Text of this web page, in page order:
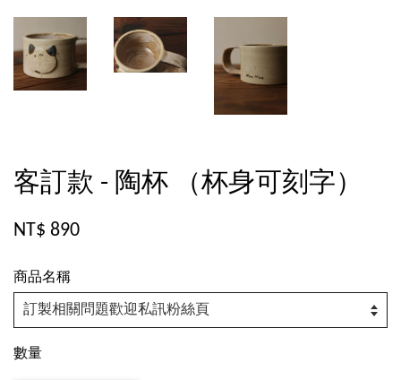
客訂款 - 陶杯 （杯身可刻字）
NT$ 890
商品名稱
數量